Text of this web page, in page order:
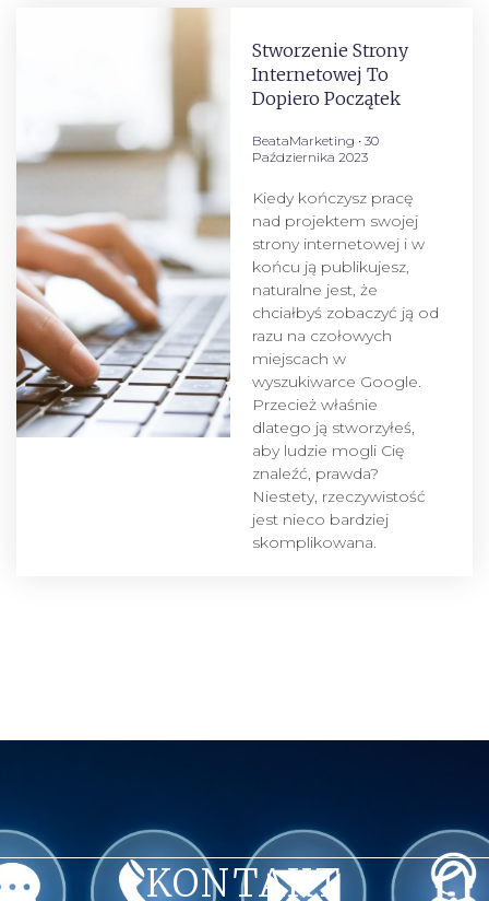
Stworzenie Strony
Internetowej To
Dopiero Początek
BeataMarketing
30
Października 2023
Kiedy kończysz pracę
nad projektem swojej
strony internetowej i w
końcu ją publikujesz,
naturalne jest, że
chciałbyś zobaczyć ją od
razu na czołowych
miejscach w
wyszukiwarce Google.
Przecież właśnie
dlatego ją stworzyłeś,
aby ludzie mogli Cię
znaleźć, prawda?
Niestety, rzeczywistość
jest nieco bardziej
skomplikowana.
KONTAKT